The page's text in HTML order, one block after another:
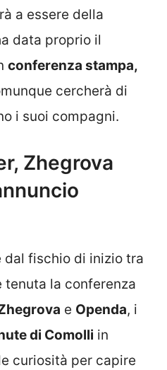
a essere della
data proprio il
conferenza stampa,
cercherà di
i suoi compagni.
Zhegrova
dal fischio di inizio tra
tenuta la conferenza
e Openda, i
di Comolli in
curiosità per capire